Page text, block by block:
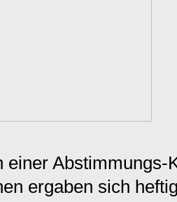
einer Abstimmungs-
ergaben sich